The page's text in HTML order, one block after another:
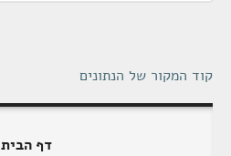
קוד המקור של הנתונים
דף הבית